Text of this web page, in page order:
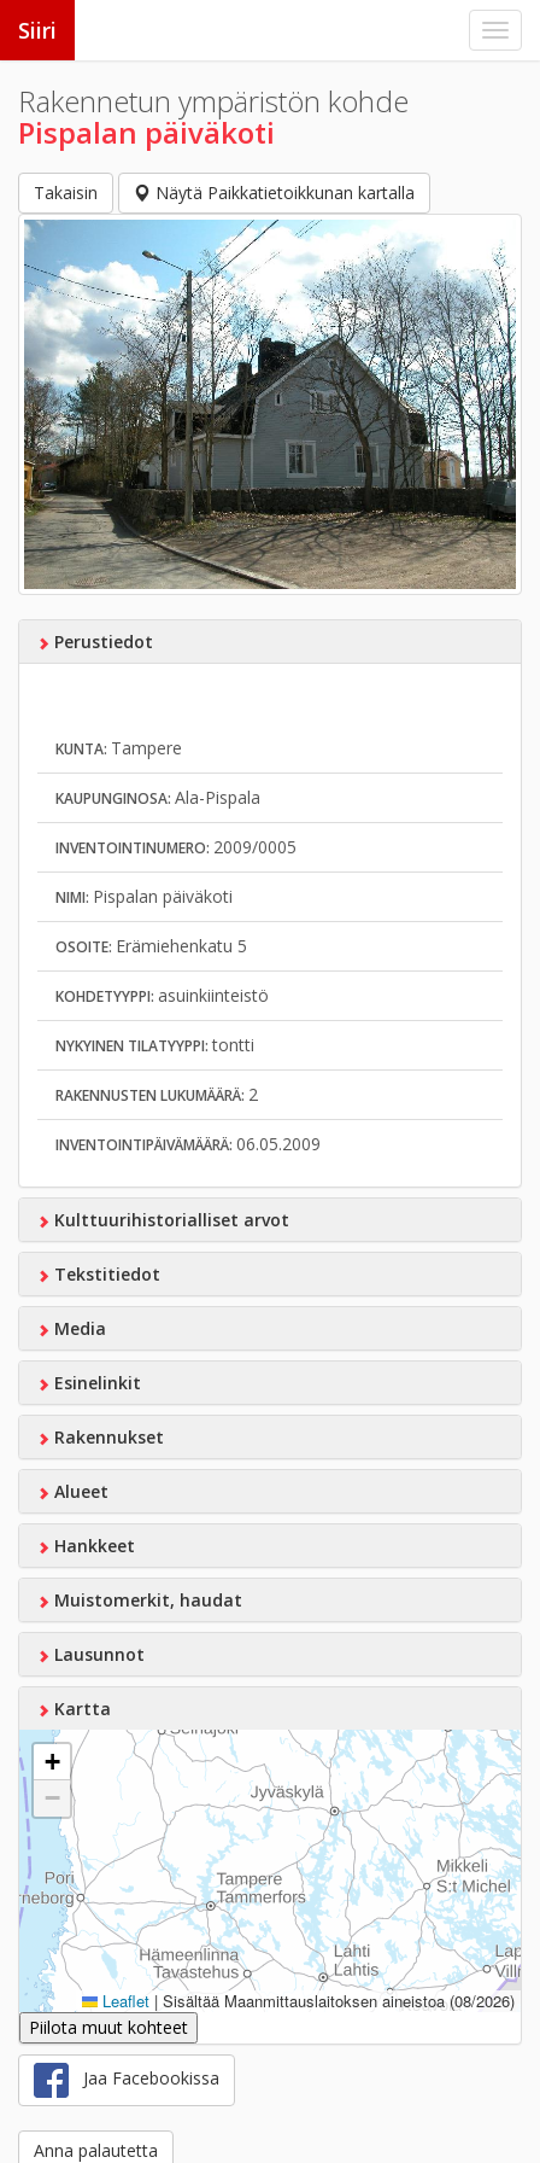
Siiri
Rakennetun ympäristön kohde
Pispalan päiväkoti
Takaisin Näytä Paikkatietoikkunan kartalla
Perustiedot
KUNTA: Tampere
KAUPUNGINOSA: Ala-Pispala
INVENTOINTINUMERO: 2009/0005
NIMI: Pispalan päiväkoti
OSOITE: Erämiehenkatu 5
KOHDETYYPPI: asuinkiinteistö
NYKYINEN TILATYYPPI:tontti
RAKENNUSTEN LUKUMÄÄRÄ: 2
INVENTOINTIPÄIVÄMÄÄRÄ: 06.05.2009
Kulttuurihistorialliset arvot
Tekstitiedot
Media
Esinelinkit
Rakennukset
Alueet
Hankkeet
Muistomerkit, haudat
Lausunnot
Kartta
+
−
Leaflet | Sisältää Maanmittauslaitoksen aineistoa (08/2026)
Piilota muut kohteet
Jaa Facebookissa
Anna palautetta